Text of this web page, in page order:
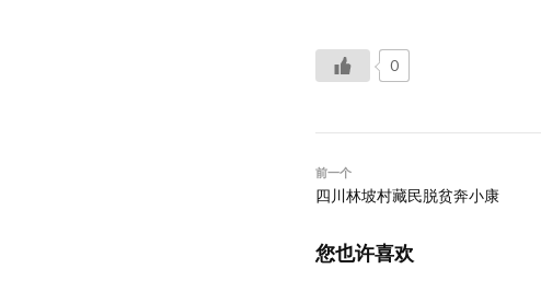
0
前一个
四川林坡村藏民脱贫奔小康
您也许喜欢